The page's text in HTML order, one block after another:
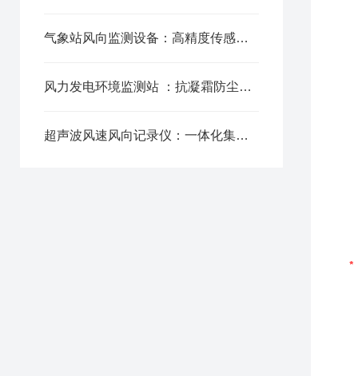
气象站风向监测设备：高精度传感，小微风速精准捕捉无盲区
风力发电环境监测站 ：抗凝霜防尘，野外恶劣环境稳定运行
超声波风速风向记录仪：一体化集成，同步采集风速风向双参数